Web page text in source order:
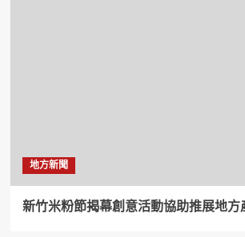
地方新聞
新竹米粉節揭幕創意活動協助推展地方